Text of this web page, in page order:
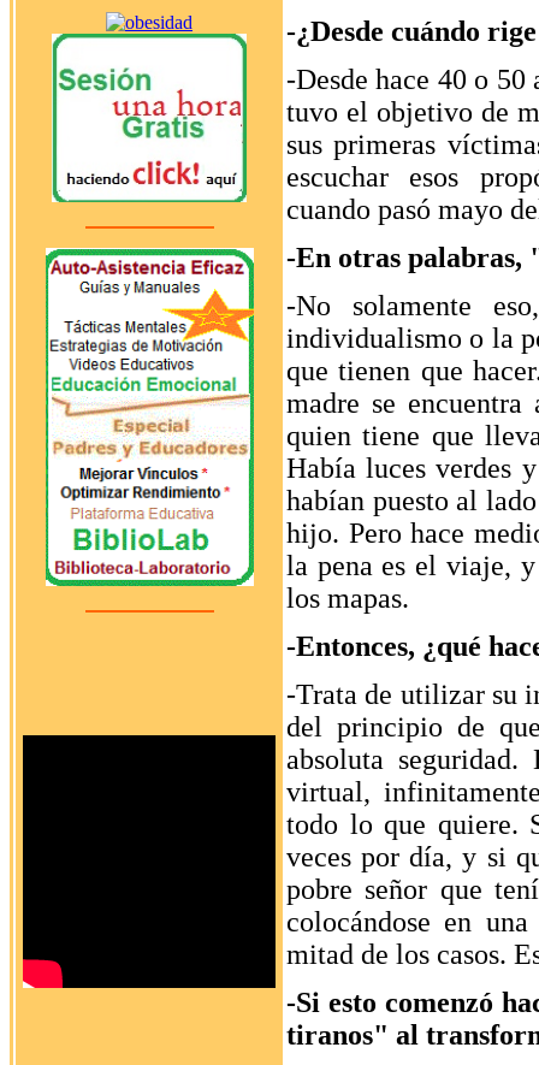
-¿Desde cuándo
-Desde hace 40 o 50
tuvo el objetivo de
sus primeras
escuchar esos
cuando pasó mayo
-En otras
-No solamente
individualismo o la
que tienen que
madre se
quien tiene que
Había luces verdes
habían puesto al
hijo. Pero hace
la pena es el viaje,
los mapas.
-Entonces, ¿qué
-Trata de utilizar su
del principio de
absoluta
virtual,
todo lo que quiere.
veces por día, y si
pobre señor que
colocándose en
mitad de los casos.
-Si esto comenzó
tiranos" al